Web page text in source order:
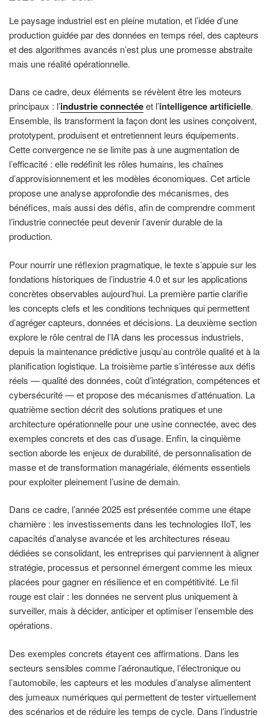
Le paysage industriel est en pleine mutation, et l’idée d’une
production guidée par des données en temps réel, des capteurs
et des algorithmes avancés n’est plus une promesse abstraite
mais une réalité opérationnelle.
Dans ce cadre, deux éléments se révèlent être les moteurs
principaux : l’industrie connectéeet l’intelligence artificielle.
Ensemble, ils transforment la façon dont les usines conçoivent,
prototypent, produisent et entretiennent leurs équipements.
Cette convergence ne se limite pas à une augmentation de
l’efficacité : elle redéfinit les rôles humains, les chaînes
d’approvisionnement et les modèles économiques. Cet article
propose une analyse approfondie des mécanismes, des
bénéfices, mais aussi des défis, afin de comprendre comment
l’industrie connectée peut devenir l’avenir durable de la
production.
Pour nourrir une réflexion pragmatique, le texte s’appuie sur les
fondations historiques de l’industrie 4.0 et sur les applications
concrètes observables aujourd’hui. La première partie clarifie
les concepts clefs et les conditions techniques qui permettent
d’agréger capteurs, données et décisions. La deuxième section
explore le rôle central de l’IA dans les processus industriels,
depuis la maintenance prédictive jusqu’au contrôle qualité et à la
planification logistique. La troisième partie s’intéresse aux défis
réels — qualité des données, coût d’intégration, compétences et
cybersécurité — et propose des mécanismes d’atténuation. La
quatrième section décrit des solutions pratiques et une
architecture opérationnelle pour une usine connectée, avec des
exemples concrets et des cas d’usage. Enfin, la cinquième
section aborde les enjeux de durabilité, de personnalisation de
masse et de transformation managériale, éléments essentiels
pour exploiter pleinement l’usine de demain.
Dans ce cadre, l’année 2025 est présentée comme une étape
charnière : les investissements dans les technologies IIoT, les
capacités d’analyse avancée et les architectures réseau
dédiées se consolidant, les entreprises qui parviennent à aligner
stratégie, processus et personnel émergent comme les mieux
placées pour gagner en résilience et en compétitivité. Le fil
rouge est clair : les données ne servent plus uniquement à
surveiller, mais à décider, anticiper et optimiser l’ensemble des
opérations.
Des exemples concrets étayent ces affirmations. Dans les
secteurs sensibles comme l’aéronautique, l’électronique ou
l’automobile, les capteurs et les modules d’analyse alimentent
des jumeaux numériques qui permettent de tester virtuellement
des scénarios et de réduire les temps de cycle. Dans l’industrie